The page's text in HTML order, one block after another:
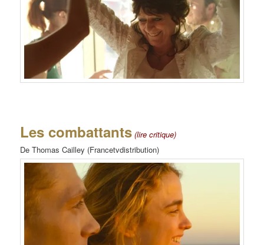
Les combattants (lire critique)
De Thomas Cailley (Francetvdistribution)